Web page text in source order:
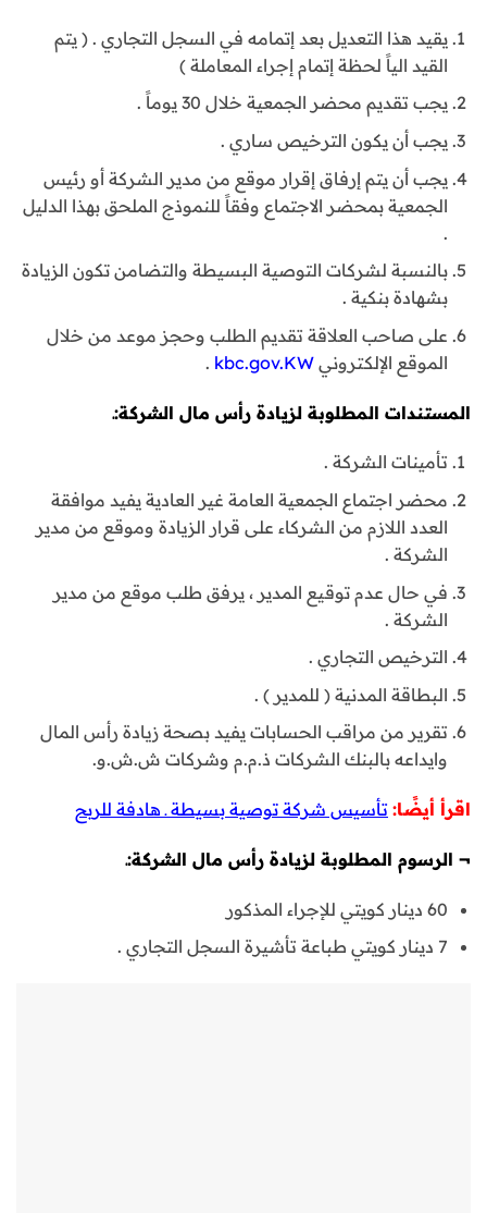
يقيد هذا التعديل بعد إتمامه في السجل التجاري . ( يتم
القيد الياً لحظة إتمام إجراء المعاملة )
يجب تقديم محضر الجمعية خلال 30 يوماً .
يجب أن يكون الترخيص ساري .
يجب أن يتم إرفاق إقرار موقع من مدير الشركة أو رئيس
الجمعية بمحضر الاجتماع وفقاً للنموذج الملحق بهذا الدليل
.
بالنسبة لشركات التوصية البسيطة والتضامن تكون الزيادة
بشهادة بنكية .
على صاحب العلاقة تقديم الطلب وحجز موعد من خلال
الموقع الإلكتروني kbc.gov.KW
.
المستندات المطلوبة لزيادة رأس مال الشركة:ـ
تأمينات الشركة .
محضر اجتماع الجمعية العامة غير العادية يفيد موافقة
العدد اللازم من الشركاء على قرار الزيادة وموقع من مدير
الشركة .
في حال عدم توقيع المدير ، يرفق طلب موقع من مدير
الشركة .
الترخيص التجاري .
البطاقة المدنية ( للمدير ) .
تقرير من مراقب الحسابات يفيد بصحة زيادة رأس المال
وايداعه بالبنك الشركات ذ.م.م وشركات ش.ش.و.
اقرأ أيضًا: تأسيس شركة توصية بسيطة ـ هادفة للربح
¬ الرسوم المطلوبة لزيادة رأس مال الشركة:ـ
60 دينار كويتي للإجراء المذكور
7 دينار كويتي طباعة تأشيرة السجل التجاري .